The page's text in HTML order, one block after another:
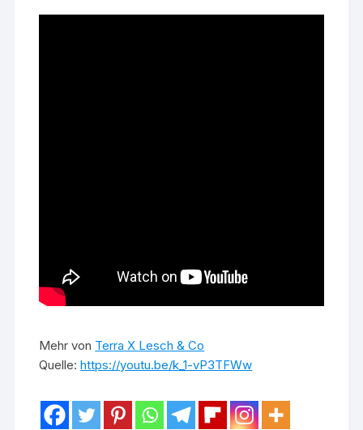
Mehr von Terra X Lesch & Co
Quelle:https://youtu.be/k_1-vP3TFWw